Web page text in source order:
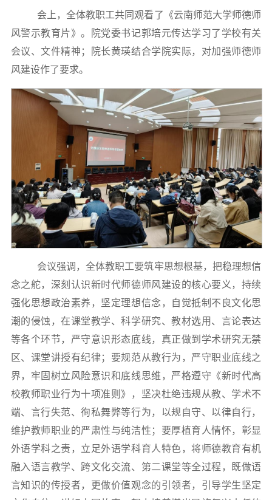
会上，全体教职工共同观看了《云南师范大学师德师
风警示教育片》。院党委书记郭培元传达学习了学校有关
会议、文件精神；院长黄瑛结合学院实际，对加强师德师
风建设作了要求。
会议强调，全体教职工要筑牢思想根基，把稳理想信
念之舵，深刻认识新时代师德师风建设的核心要义，持续
强化思想政治素养，坚定理想信念，自觉抵制不良文化思
潮的侵蚀，在课堂教学、科学研究、教材选用、言论表达
等各个环节，严守意识形态底线，真正做到学术研究无禁
区、课堂讲授有纪律；要规范从教行为，严守职业底线之
界，牢固树立风险意识和底线思维，严格遵守《新时代高
校教师职业行为十项准则》，坚决杜绝违规从教、学术不
端、言行失范、徇私舞弊等行为，以规自守、以律自行，
维护教师职业的严肃性与纯洁性；要厚植育人情怀，彰显
外语学科之责，立足外语学科育人特色，将师德教育有机
融入语言教学、跨文化交流、第二课堂等全过程，既做语
言知识的传授者，更做价值观念的引领者，引导学生坚定